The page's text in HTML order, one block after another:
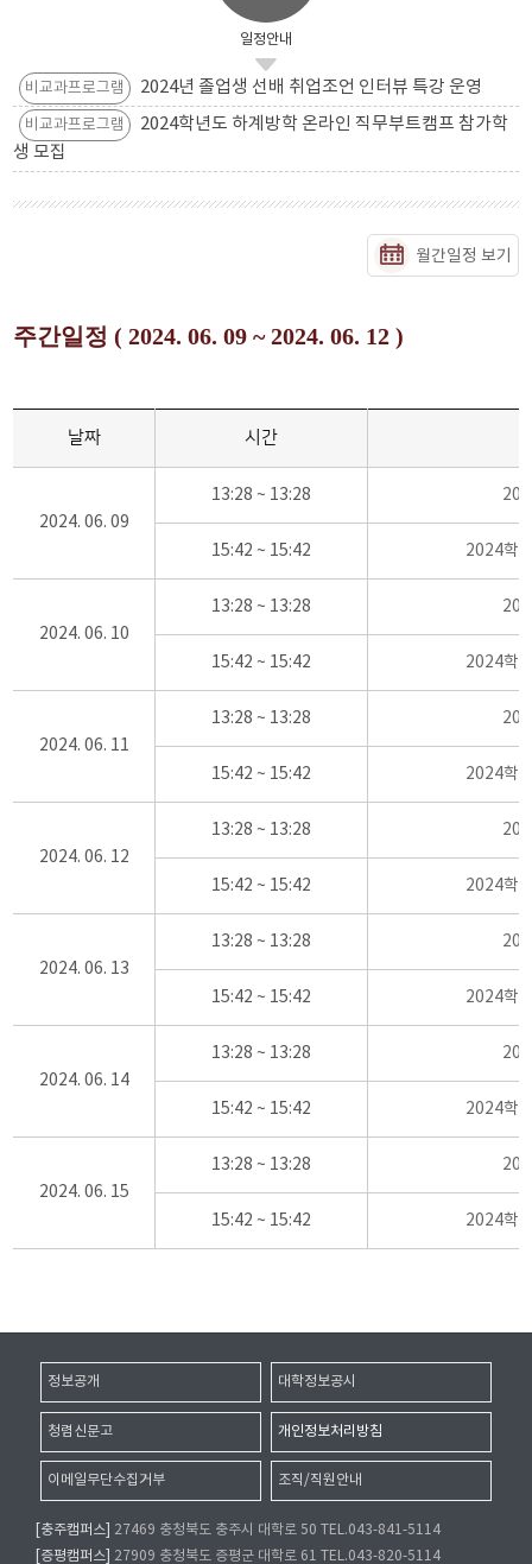
일정안내
비교과프로그램 2024년 졸업생 선배 취업조언 인터뷰 특강 운영
비교과프로그램
2024학년도 하계방학 온라인 직무부트캠프 참가학
생 모집
월간일정 보기
주간일정 ( 2024. 06. 09 ~ 2024. 06. 12 )
날짜 시간
2024. 06. 09
13:28 ~ 13:28
15:42 ~ 15:42 2024학
2024. 06. 10
13:28 ~ 13:28
15:42 ~ 15:42 2024학
2024. 06. 11
13:28 ~ 13:28
15:42 ~ 15:42 2024학
2024. 06. 12
13:28 ~ 13:28
15:42 ~ 15:42 2024학
2024. 06. 13
13:28 ~ 13:28
15:42 ~ 15:42 2024학
2024. 06. 14
13:28 ~ 13:28
15:42 ~ 15:42 2024학
2024. 06. 15
13:28 ~ 13:28
15:42 ~ 15:42 2024학
정보공개 대학정보공시
청렴신문고 개인정보처리방침
이메일무단수집거부 조직/직원안내
[충주캠퍼스]
27469 충청북도 충주시 대학로 50 TEL.043-841-5114
[증평캠퍼스]
27909 충청북도 증평군 대학로 61 TEL.043-820-5114